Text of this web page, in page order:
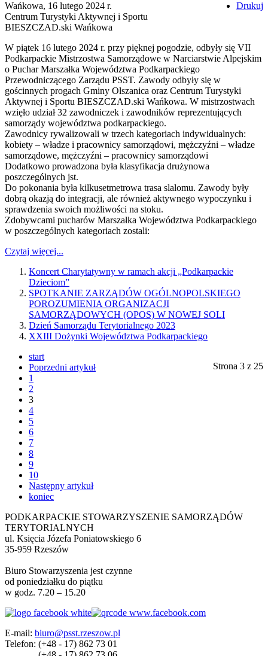
Drukuj
Wańkowa, 16 lutego 2024 r.
Centrum Turystyki Aktywnej i Sportu
BIESZCZAD.ski Wańkowa
W piątek 16 lutego 2024 r. przy pięknej pogodzie, odbyły się VII
Podkarpackie Mistrzostwa Samorządowe w Narciarstwie Alpejskim
o Puchar Marszałka Województwa Podkarpackiego
Przewodniczącego Zarządu PSST. Zawody odbyły się w
gościnnych progach Gminy Olszanica oraz Centrum Turystyki
Aktywnej i Sportu BIESZCZAD.ski Wańkowa. W mistrzostwach
wzięło udział 32 zawodniczek i zawodników reprezentujących
samorządy województwa podkarpackiego.
Zawodnicy rywalizowali w trzech kategoriach indywidualnych:
kobiety – władze i pracownicy samorządowi, mężczyźni – władze
samorządowe, mężczyźni – pracownicy samorządowi
Dodatkowo prowadzona była klasyfikacja drużynowa
poszczególnych jst.
Do pokonania była kilkusetmetrowa trasa slalomu. Zawody były
dobrą okazją do integracji, ale również aktywnego wypoczynku i
sprawdzenia swoich możliwości na stoku.
Zdobywcami pucharów Marszałka Województwa Podkarpackiego
w poszczególnych kategoriach zostali:
Czytaj więcej...
Koncert Charytatywny w ramach akcji „Podkarpackie
Dzieciom”
SPOTKANIE ZARZĄDÓW OGÓLNOPOLSKIEGO
POROZUMIENIA ORGANIZACJI
SAMORZĄDOWYCH (OPOS) W NOWEJ SOLI
Dzień Samorządu Terytorialnego 2023
XXIII Dożynki Województwa Podkarpackiego
Strona 3 z 25
start
Poprzedni artykuł
1
2
3
4
5
6
7
8
9
10
Następny artykuł
koniec
PODKARPACKIE STOWARZYSZENIE SAMORZĄDÓW
TERYTORIALNYCH
ul. Księcia Józefa Poniatowskiego 6
35-959 Rzeszów
Biuro Stowarzyszenia jest czynne
od poniedziałku do piątku
w godz. 7.20 – 15.20
E-mail: biuro@psst.rzeszow.pl
Telefon: (+48 - 17) 862 73 01